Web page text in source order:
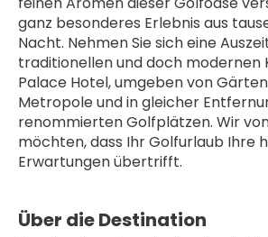
ganz besonderes Erlebnis aus
Nacht. Nehmen Sie sich eine
traditionellen und doch modernen
Palace Hotel, umgeben von
Metropole und in gleicher
renommierten Golfplätzen. Wir
möchten, dass Ihr Golfurlaub Ihre
Erwartungen übertrifft.
Über die Destination